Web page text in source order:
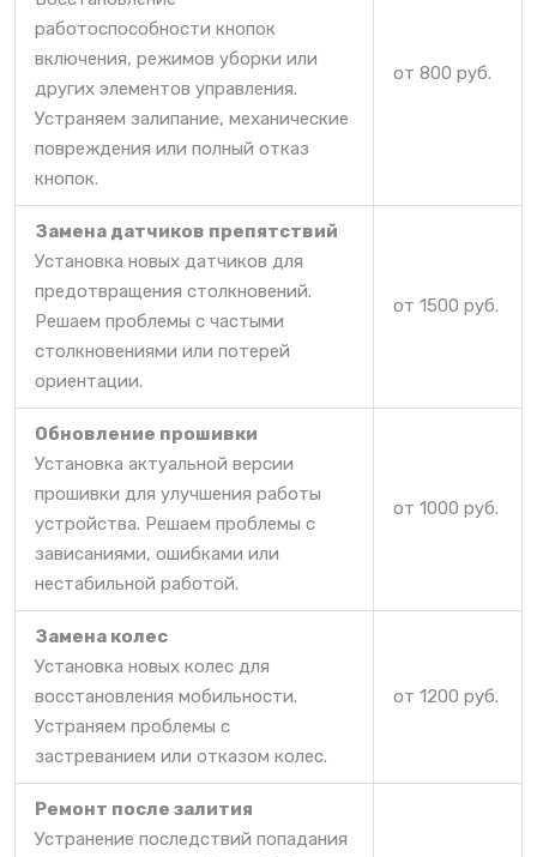
работоспособности кнопок
включения, режимов уборки или
других элементов управления.
Устраняем залипание, механические
повреждения или полный отказ
кнопок.
от 800 руб.
Замена датчиков препятствий
Установка новых датчиков для
предотвращения столкновений.
Решаем проблемы с частыми
столкновениями или потерей
ориентации.
от 1500 руб.
Обновление прошивки
Установка актуальной версии
прошивки для улучшения работы
устройства. Решаем проблемы с
зависаниями, ошибками или
нестабильной работой.
от 1000 руб.
Замена колес
Установка новых колес для
восстановления мобильности.
Устраняем проблемы с
застреванием или отказом колес.
от 1200 руб.
Ремонт после залития
Устранение последствий попадания